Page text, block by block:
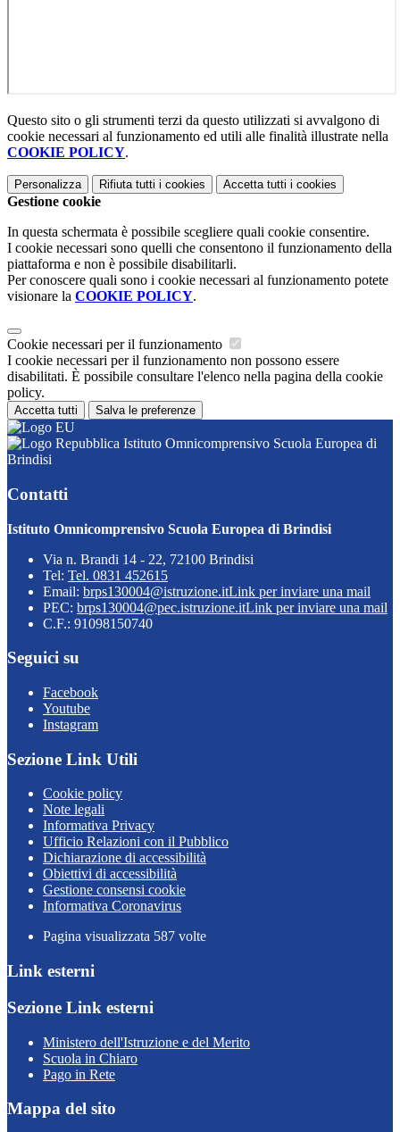
Questo sito o gli strumenti terzi da questo utilizzati si avvalgono di
cookie necessari al funzionamento ed utili alle finalità illustrate nella
COOKIE POLICY.
Personalizza Rifiuta tutti i cookies Accetta tutti i cookies
Gestione cookie
In questa schermata è possibile scegliere quali cookie consentire.
I cookie necessari sono quelli che consentono il funzionamento della
piattaforma e non è possibile disabilitarli.
Per conoscere quali sono i cookie necessari al funzionamento potete
visionare la COOKIE POLICY.
Cookie necessari per il funzionamento
I cookie necessari per il funzionamento non possono essere
disabilitati. È possibile consultare l'elenco nella pagina della cookie
policy.
Accetta tutti Salva le preferenze
Istituto Omnicomprensivo Scuola Europea di
Brindisi
Contatti
Istituto Omnicomprensivo Scuola Europea di Brindisi
Via n. Brandi 14 - 22, 72100 Brindisi
Tel: Tel. 0831 452615
Email: brps130004@istruzione.itLink per inviare una mail
PEC: brps130004@pec.istruzione.itLink per inviare una mail
C.F.: 91098150740
Seguici su
Facebook
Youtube
Instagram
Sezione Link Utili
Cookie policy
Note legali
Informativa Privacy
Ufficio Relazioni con il Pubblico
Dichiarazione di accessibilità
Obiettivi di accessibilità
Gestione consensi cookie
Informativa Coronavirus
Pagina visualizzata 587 volte
Link esterni
Sezione Link esterni
Ministero dell'Istruzione e del Merito
Scuola in Chiaro
Pago in Rete
Mappa del sito